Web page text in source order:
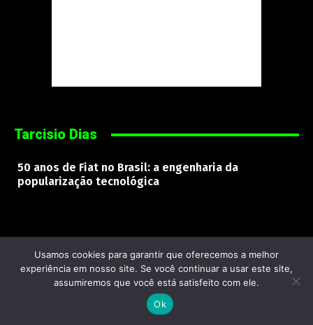
Tarcisio Dias
50 anos de Fiat no Brasil: a engenharia da
popularização tecnológica
Siga Google Discover – Mecânica Online®
® | © 2000–2026 | Todos os direitos
Usamos cookies para garantir que oferecemos a melhor
experiência em nosso site. Se você continuar a usar este site,
assumiremos que você está satisfeito com ele.
Ok